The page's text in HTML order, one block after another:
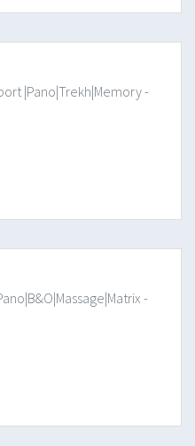
|Pano|Trekh|Memory -
-